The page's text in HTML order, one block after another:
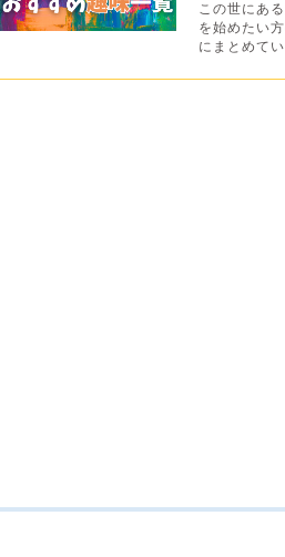
この世にあ
を始めたい
にまとめて